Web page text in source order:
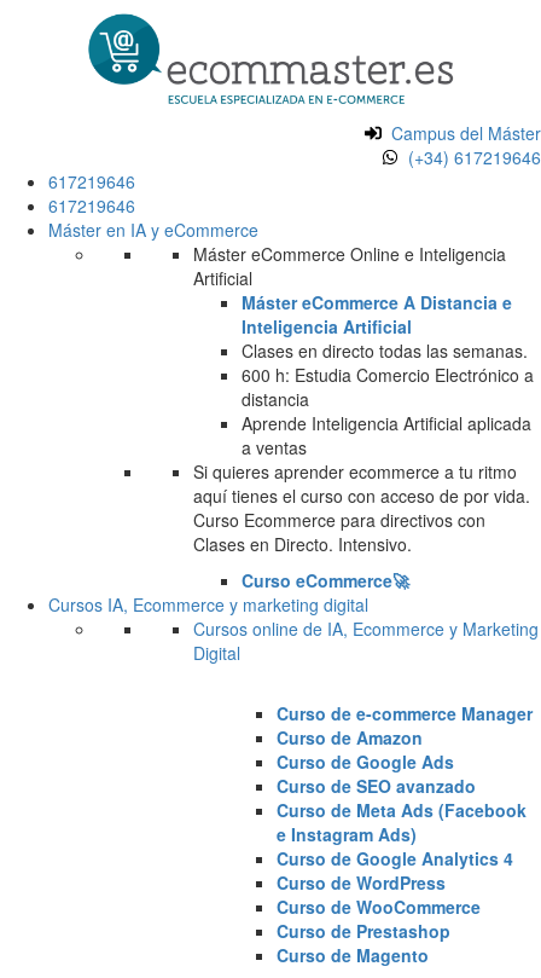
Campus del Máster
(+34) 617219646
617219646
617219646
Máster en IA y eCommerce
Máster eCommerce Online e Inteligencia
Artificial
Máster eCommerce A Distancia e
Inteligencia Artificial
Clases en directo todas las semanas.
600 h: Estudia Comercio Electrónico a
distancia
Aprende Inteligencia Artificial aplicada
a ventas
Si quieres aprender ecommerce a tu ritmo
aquí tienes el curso con acceso de por vida.
Curso Ecommerce para directivos con
Clases en Directo. Intensivo.
Curso eCommerce🚀
Cursos IA, Ecommerce y marketing digital
Cursos online de IA, Ecommerce y Marketing
Digital
Curso de e-commerce Manager
Curso de Amazon
Curso de Google Ads
Curso de SEO avanzado
Curso de Meta Ads (Facebook
e Instagram Ads)
Curso de Google Analytics 4
Curso de WordPress
Curso de WooCommerce
Curso de Prestashop
Curso de Magento